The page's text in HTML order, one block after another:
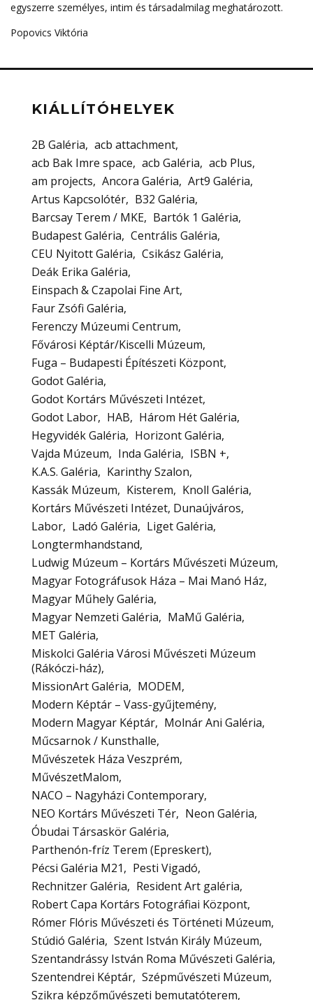
egyszerre személyes, intim és társadalmilag meghatározott.
Popovics Viktória
KIÁLLÍTÓHELYEK
2B Galéria
acb attachment
acb Bak Imre space
acb Galéria
acb Plus
am projects
Ancora Galéria
Art9 Galéria
Artus Kapcsolótér
B32 Galéria
Barcsay Terem / MKE
Bartók 1 Galéria
Budapest Galéria
Centrális Galéria
CEU Nyitott Galéria
Csikász Galéria
Deák Erika Galéria
Einspach & Czapolai Fine Art
Faur Zsófi Galéria
Ferenczy Múzeumi Centrum
Fővárosi Képtár/Kiscelli Múzeum
Fuga – Budapesti Építészeti Központ
Godot Galéria
Godot Kortárs Művészeti Intézet
Godot Labor
HAB
Három Hét Galéria
Hegyvidék Galéria
Horizont Galéria
Vajda Múzeum
Inda Galéria
ISBN +
K.A.S. Galéria
Karinthy Szalon
Kassák Múzeum
Kisterem
Knoll Galéria
Kortárs Művészeti Intézet, Dunaújváros
Labor
Ladó Galéria
Liget Galéria
Longtermhandstand
Ludwig Múzeum – Kortárs Művészeti Múzeum
Magyar Fotográfusok Háza – Mai Manó Ház
Magyar Műhely Galéria
Magyar Nemzeti Galéria
MaMű Galéria
MET Galéria
Miskolci Galéria Városi Művészeti Múzeum
(Rákóczi-ház)
MissionArt Galéria
MODEM
Modern Képtár – Vass-gyűjtemény
Modern Magyar Képtár
Molnár Ani Galéria
Műcsarnok / Kunsthalle
Művészetek Háza Veszprém
MűvészetMalom
NACO – Nagyházi Contemporary
NEO Kortárs Művészeti Tér
Neon Galéria
Óbudai Társaskör Galéria
Parthenón-fríz Terem (Epreskert)
Pécsi Galéria M21
Pesti Vigadó
Rechnitzer Galéria
Resident Art galéria
Robert Capa Kortárs Fotográfiai Központ
Rómer Flóris Művészeti és Történeti Múzeum
Stúdió Galéria
Szent István Király Múzeum
Szentandrássy István Roma Művészeti Galéria
Szentendrei Képtár Szépművészeti Múzeum
Szikra képzőművészeti bemutatóterem